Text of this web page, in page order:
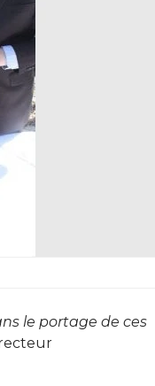
le portage de ces